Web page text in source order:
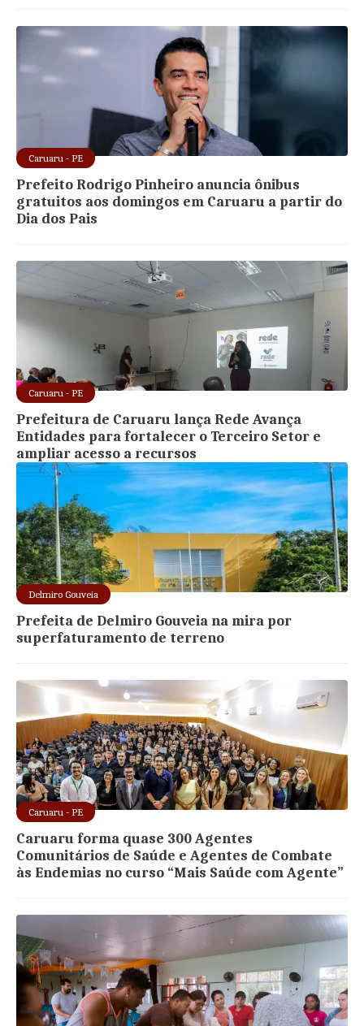
Caruaru - PE
Prefeito Rodrigo Pinheiro anuncia ônibus
gratuitos aos domingos em Caruaru a partir do
Dia dos Pais
Caruaru - PE
Prefeitura de Caruaru lança Rede Avança
Entidades para fortalecer o Terceiro Setor e
ampliar acesso a recursos
Delmiro Gouveia
Prefeita de Delmiro Gouveia na mira por
superfaturamento de terreno
Caruaru - PE
Caruaru forma quase 300 Agentes
Comunitários de Saúde e Agentes de Combate
às Endemias no curso “Mais Saúde com Agente”